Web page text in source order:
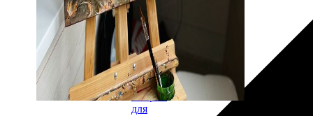
Пенокартон
Модульные
картины
ФотоПостеры
ФотоПодушки
Фотоcувениры
Значки
Коврик
для